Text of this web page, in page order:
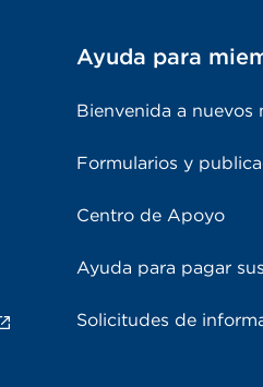
Ayuda para
Bienvenida a nuevos
Formularios y
Centro de Apoyo
Ayuda para pagar
Solicitudes de